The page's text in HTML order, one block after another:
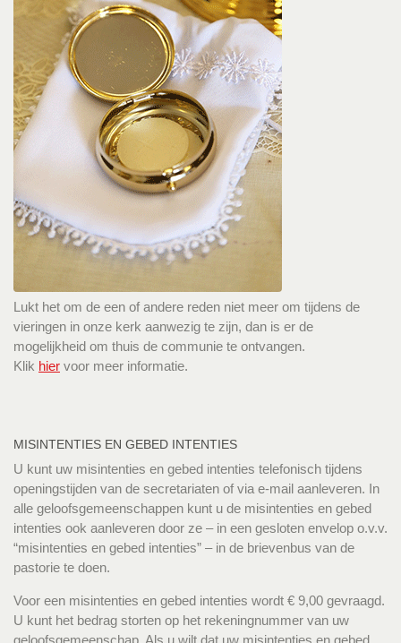
Lukt het om de een of andere reden niet meer om tijdens de
vieringen in onze kerk aanwezig te zijn, dan is er de
mogelijkheid om thuis de communie te ontvangen.
Klik hier voor meer informatie.
MISINTENTIES EN GEBED INTENTIES
U kunt uw misintenties en gebed intenties telefonisch tijdens
openingstijden van de secretariaten of via e-mail aanleveren. In
alle geloofsgemeenschappen kunt u de misintenties en gebed
intenties ook aanleveren door ze – in een gesloten envelop o.v.v.
“misintenties en gebed intenties” – in de brievenbus van de
pastorie te doen.
Voor een misintenties en gebed intenties wordt € 9,00 gevraagd.
U kunt het bedrag storten op het rekeningnummer van uw
geloofsgemeenschap. Als u wilt dat uw misintenties en gebed